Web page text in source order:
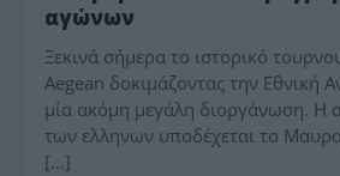
αγώνων
Ξεκινά σήμερα το ιστορικό
Aegean δοκιμάζοντας την Εθνική
μία ακόμη μεγάλη διοργάνωση. Η
των ελληνων υποδέχεται το
[…]